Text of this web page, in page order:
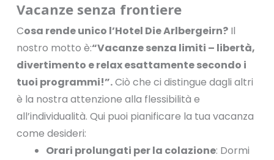
Vacanze senza frontiere
Cosa rende unico l’Hotel Die Arlbergeirn?Il
nostro motto è:“Vacanze senza limiti – libertà,
divertimento e relax esattamente secondo i
tuoi programmi!”.Ciò che ci distingue dagli altri
è la nostra attenzione alla flessibilità e
all’individualità. Qui puoi pianificare la tua vacanza
come desideri:
Orari prolungati per la colazione: Dormi